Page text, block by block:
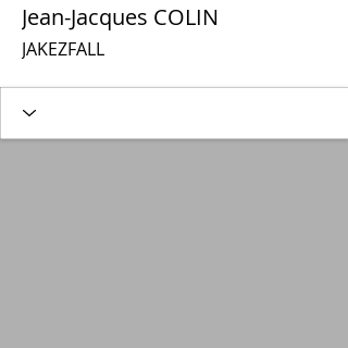
Jean-Jacques COLIN
JAKEZFALL